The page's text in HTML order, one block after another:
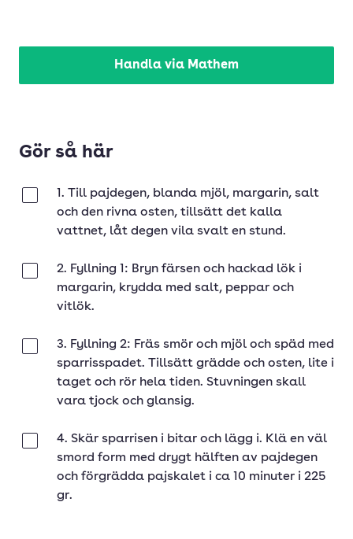
Handla via Mathem
Gör så här
1. Till pajdegen, blanda mjöl, margarin, salt
och den rivna osten, tillsätt det kalla
vattnet, låt degen vila svalt en stund.
2. Fyllning 1: Bryn färsen och hackad lök i
margarin, krydda med salt, peppar och
vitlök.
3. Fyllning 2: Fräs smör och mjöl och späd med
sparrisspadet. Tillsätt grädde och osten, lite i
taget och rör hela tiden. Stuvningen skall
vara tjock och glansig.
4. Skär sparrisen i bitar och lägg i. Klä en väl
smord form med drygt hälften av pajdegen
och förgrädda pajskalet i ca 10 minuter i 225
gr.